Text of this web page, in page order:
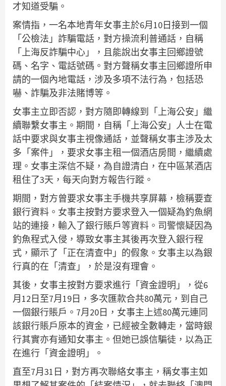
才知道受騙。
案情指，一名本地青年女事主於6月10日接到一個
「公檢法」詐騙電話，對方操流利普通話，自稱
「上海反詐騙中心」，且能說出女事主回鄉證號
碼、名字、電話號碼。對方聲稱女事主回鄉證所申
請的一個內地電話，涉及多項不法行為，包括恐
嚇、詐騙及非法賭博等。
女事主立即否認，對方隨即轉線到「上海公安」繼
續聯繫女事主。期間，自稱「上海公安」人士在電
話中要求與女事主視像通話，並聲稱女事主涉及太
多「案件」，要求女事主租一個酒店房間，繼續處
理。女事主深信不疑，為自證清白，在中區某酒店
租住了3天，每天向對方報告行蹤。
期間，對方曾要求女事主手機共享屏幕，檢稱要查
銀行資料。女事主按對方要求登入一個疑為釣魚網
站的連接，輸入了銀行賬戶等資料。司警懷疑因為
釣魚程式入侵，導致女事主其後再次登入銀行程
式，顯示了「正在清查中」的假象。女事主以為銀
行真的在「清查」，於是沒有理會。
其後，女事主按對方要求進行「資金證明」，從6
月12日至7月19日，多次匯款合共80萬元，到自己
一個銀行賬戶。7月20日，女事主上述80萬元連同
該銀行賬戶原本的資金，已經被全數轉走，當時銀
行其實亦有通知女事主。但她已誤信騙徒，以為正
在進行「資金證明」。
直至7月31日，對方再次聯絡女事主，稱女事主如